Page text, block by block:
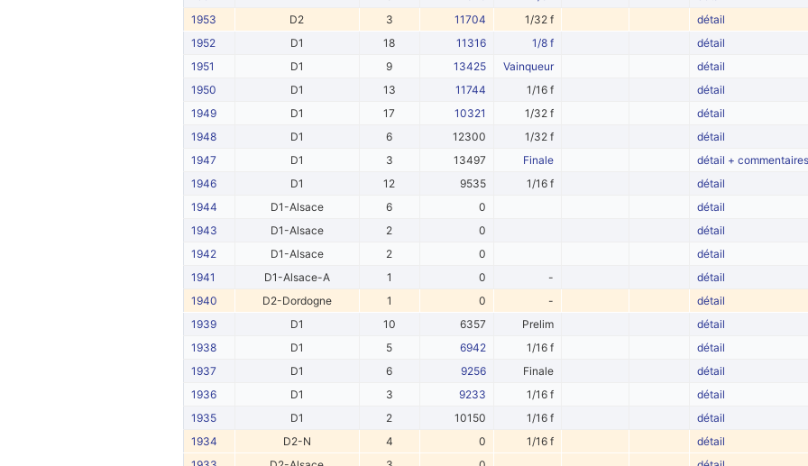
1953
D2 3 11704 1/32 f
détail
1952
D1 18 11316 1/8 f
détail
1951
D1 9 13425 Vainqueur
détail
1950
D1 13 11744 1/16 f
détail
1949
D1 17 10321 1/32 f
détail
1948
D1 6 12300 1/32 f
détail
1947
D1 3 13497 Finale
détail + commentaires
1946
D1 12 9535 1/16 f
détail
1944
D1-Alsace 6 0
détail
1943
D1-Alsace 2 0
détail
1942
D1-Alsace 2 0
détail
1941
D1-Alsace-A 1 0 -
détail
1940
D2-Dordogne 1 0 -
détail
1939
D1 10 6357 Prelim
détail
1938
D1 5 6942 1/16 f
détail
1937
D1 6 9256 Finale
détail
1936
D1 3 9233 1/16 f
détail
1935
D1 2 10150 1/16 f
détail
1934
D2-N 4 0 1/16 f
détail